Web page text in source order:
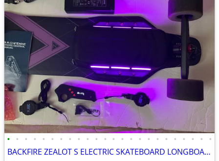
• • • • • • • • • • • • • • • • • • • • • • • •
BACKFIRE ZEALOT S ELECTRIC SKATEBOARD LONGBOARD HOVERBOARD NEW BATTERY